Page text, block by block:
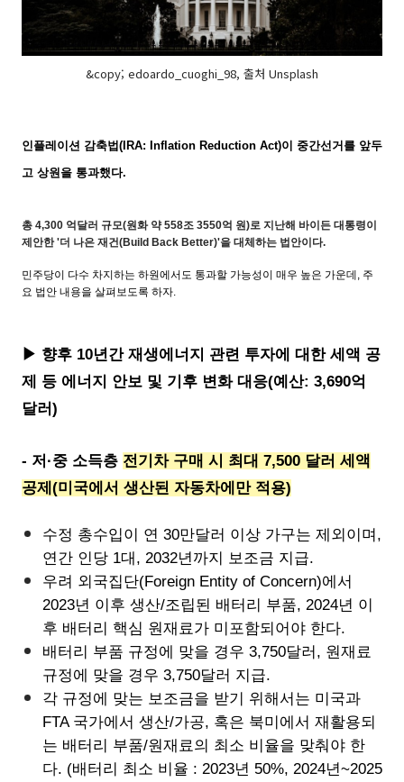
&copy; edoardo_cuoghi_98, 출처 Unsplash
인플레이션 감축법(IRA: Inflation Reduction Act)이 중간선거를 앞두
고 상원을 통과했다.
총 4,300 억달러 규모(원화 약 558조 3550억 원)로 지난해 바이든 대통령이
제안한 '더 나은 재건(Build Back Better)'을 대체하는 법안이다.
민주당이 다수 차지하는 하원에서도 통과할 가능성이 매우 높은 가운데, 주
요 법안 내용을 살펴보도록 하자.
▶ 향후 10년간 재생에너지 관련 투자에 대한 세액 공
제 등 에너지 안보 및 기후 변화 대응(예산: 3,690억
달러)
- 저·중 소득층 전기차 구매 시 최대 7,500 달러 세액
공제(미국에서 생산된 자동차에만 적용)
수정 총수입이 연 30만달러 이상 가구는 제외이며,
연간 인당 1대, 2032년까지 보조금 지급.
우려 외국집단(Foreign Entity of Concern)에서
2023년 이후 생산/조립된 배터리 부품, 2024년 이
후 배터리 핵심 원재료가 미포함되어야 한다.
배터리 부품 규정에 맞을 경우 3,750달러, 원재료
규정에 맞을 경우 3,750달러 지급.
각 규정에 맞는 보조금을 받기 위해서는 미국과
FTA 국가에서 생산/가공, 혹은 북미에서 재활용되
는 배터리 부품/원재료의 최소 비율을 맞춰야 한
다. (배터리 최소 비율 : 2023년 50%, 2024년~2025